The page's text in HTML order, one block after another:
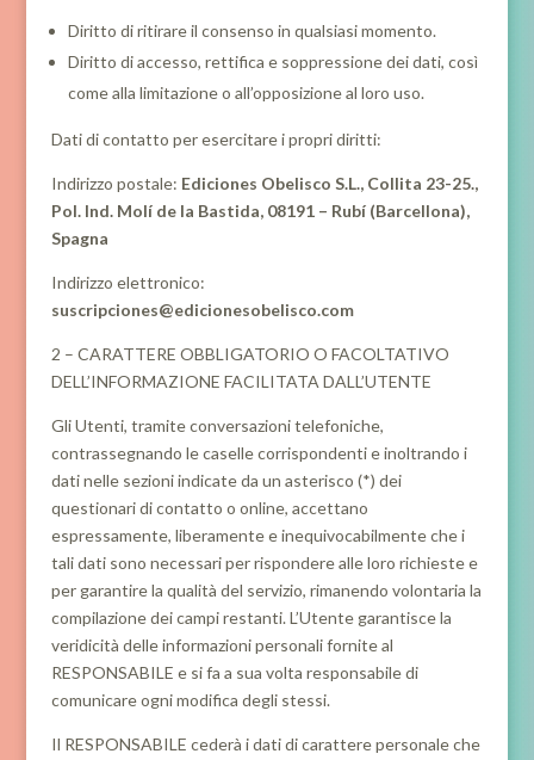
Diritto di ritirare il consenso in qualsiasi momento.
Diritto di accesso, rettifica e soppressione dei dati, così
come alla limitazione o all’opposizione al loro uso.
Dati di contatto per esercitare i propri diritti:
Indirizzo postale: Ediciones Obelisco S.L., Collita 23-25.,
Pol. Ind. Molí de la Bastida, 08191 – Rubí (Barcellona),
Spagna
Indirizzo elettronico:
suscripciones@edicionesobelisco.com
2 – CARATTERE OBBLIGATORIO O FACOLTATIVO
DELL’INFORMAZIONE FACILITATA DALL’UTENTE
Gli Utenti, tramite conversazioni telefoniche,
contrassegnando le caselle corrispondenti e inoltrando i
dati nelle sezioni indicate da un asterisco (*) dei
questionari di contatto o online, accettano
espressamente, liberamente e inequivocabilmente che i
tali dati sono necessari per rispondere alle loro richieste e
per garantire la qualità del servizio, rimanendo volontaria la
compilazione dei campi restanti. L’Utente garantisce la
veridicità delle informazioni personali fornite al
RESPONSABILE e si fa a sua volta responsabile di
comunicare ogni modifica degli stessi.
Il RESPONSABILE cederà i dati di carattere personale che